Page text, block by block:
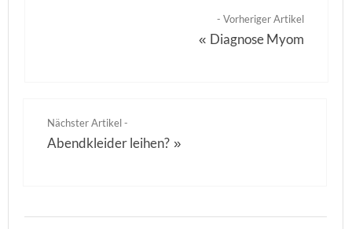
- Vorheriger Artikel
« Diagnose Myom
Nächster Artikel -
Abendkleider leihen? »